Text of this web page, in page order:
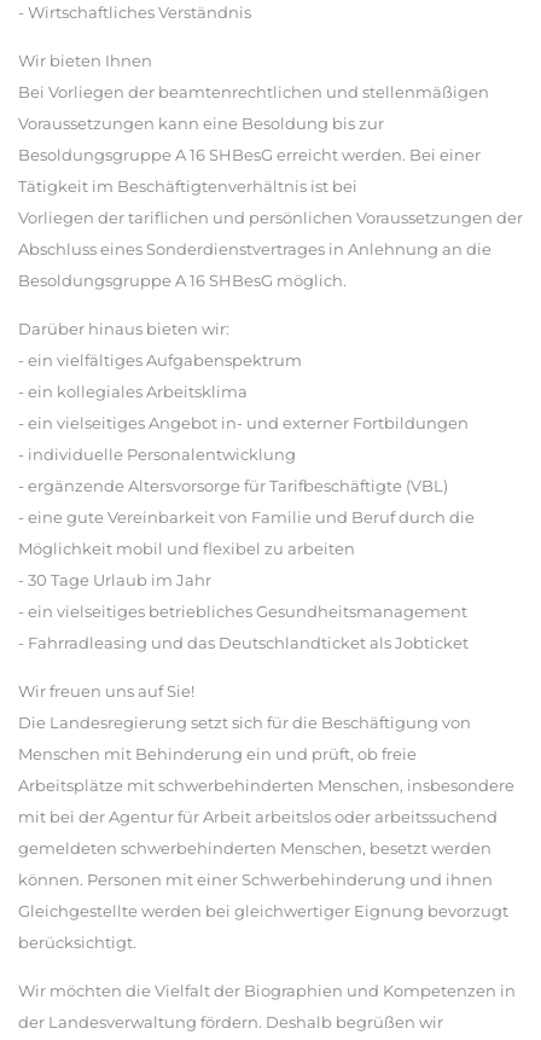
- Wirtschaftliches Verständnis
Wir bieten Ihnen
Bei Vorliegen der beamtenrechtlichen und stellenmäßigen
Voraussetzungen kann eine Besoldung bis zur
Besoldungsgruppe A 16 SHBesG erreicht werden. Bei einer
Tätigkeit im Beschäftigtenverhältnis ist bei
Vorliegen der tariflichen und persönlichen Voraussetzungen der
Abschluss eines Sonderdienstvertrages in Anlehnung an die
Besoldungsgruppe A 16 SHBesG möglich.
Darüber hinaus bieten wir:
- ein vielfältiges Aufgabenspektrum
- ein kollegiales Arbeitsklima
- ein vielseitiges Angebot in- und externer Fortbildungen
- individuelle Personalentwicklung
- ergänzende Altersvorsorge für Tarifbeschäftigte (VBL)
- eine gute Vereinbarkeit von Familie und Beruf durch die
Möglichkeit mobil und flexibel zu arbeiten
- 30 Tage Urlaub im Jahr
- ein vielseitiges betriebliches Gesundheitsmanagement
- Fahrradleasing und das Deutschlandticket als Jobticket
Wir freuen uns auf Sie!
Die Landesregierung setzt sich für die Beschäftigung von
Menschen mit Behinderung ein und prüft, ob freie
Arbeitsplätze mit schwerbehinderten Menschen, insbesondere
mit bei der Agentur für Arbeit arbeitslos oder arbeitssuchend
gemeldeten schwerbehinderten Menschen, besetzt werden
können. Personen mit einer Schwerbehinderung und ihnen
Gleichgestellte werden bei gleichwertiger Eignung bevorzugt
berücksichtigt.
Wir möchten die Vielfalt der Biographien und Kompetenzen in
der Landesverwaltung fördern. Deshalb begrüßen wir